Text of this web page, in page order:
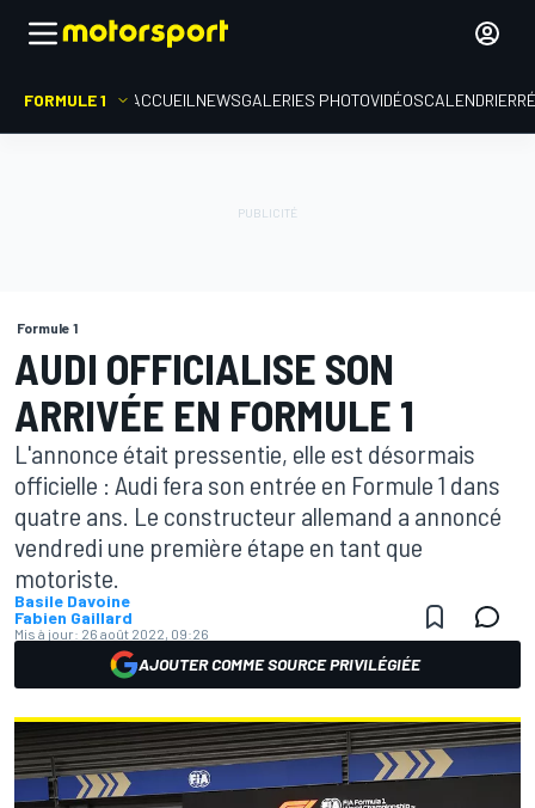
FORMULE 1 ACCUEIL NEWSGALERIES PHOTOVIDÉOSCALENDRIER
Formule 1
AUDI OFFICIALISE SON
ARRIVÉE EN FORMULE 1
L'annonce était pressentie, elle est désormais
officielle : Audi fera son entrée en Formule 1 dans
quatre ans. Le constructeur allemand a annoncé
vendredi une première étape en tant que
motoriste.
Basile Davoine
Fabien Gaillard
Mis à jour: 26 août 2022, 09:26
AJOUTER COMME SOURCE PRIVILÉGIÉE